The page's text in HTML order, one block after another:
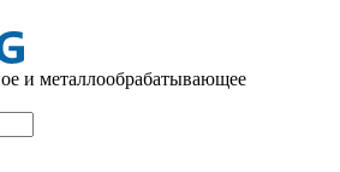
и металлообрабатывающее